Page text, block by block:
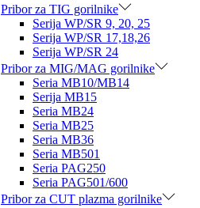
Pribor za TIG gorilnike
Serija WP/SR 9, 20, 25
Serija WP/SR 17,18,26
Serija WP/SR 24
Pribor za MIG/MAG gorilnike
Seria MB10/MB14
Serija MB15
Seria MB24
Seria MB25
Seria MB36
Seria MB501
Seria PAG250
Seria PAG501/600
Pribor za CUT plazma gorilnike